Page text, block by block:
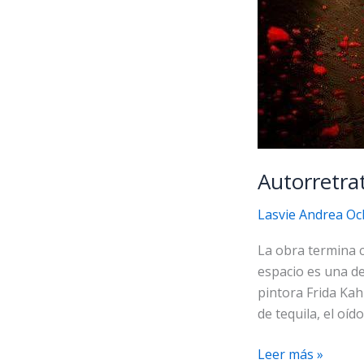
Lasvie Andrea
La obra termina
espacio es una
pintora Frida
de tequila, el
Autorretrato
Leer más »